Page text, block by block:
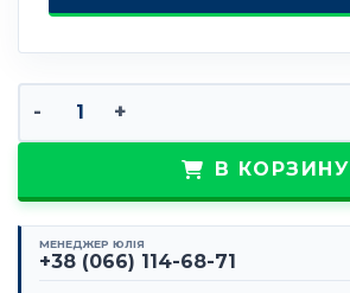
В КОРЗИНУ
МЕНЕДЖЕР ЮЛІЯ
+38 (066) 114-68-71